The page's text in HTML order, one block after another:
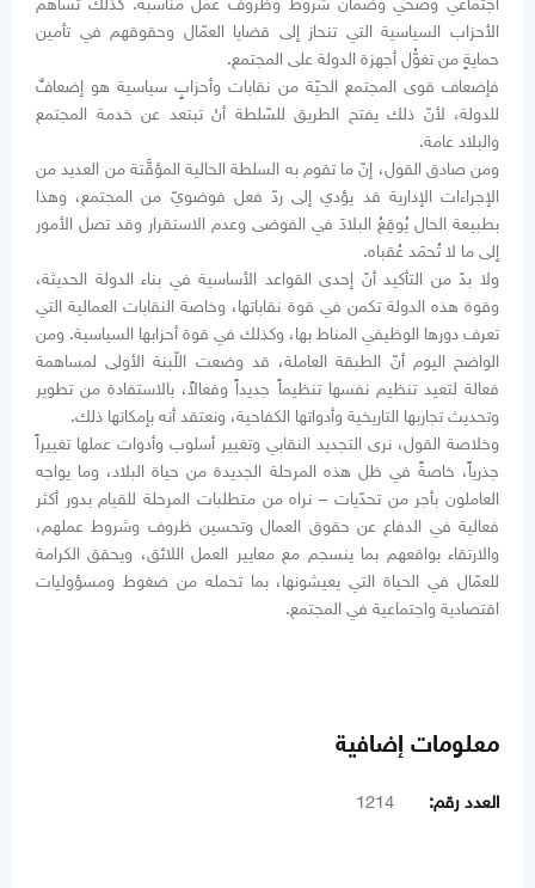
الأحزاب السياسية التي تنحاز إلى قضايا العمّال وحقوقهم في تأمين
حمايةٍ من تغوُّل أجهزة الدولة على المجتمع.
فإضعاف قوى المجتمع الحيّة من نقابات وأحزابٍ سياسية هو إضعافٌ
للدولة، لأنّ ذلك يفتح الطريق للسّلطة أنْ تبتعد عن خدمة المجتمع
والبلاد عامة.
ومن صادق القول، إنّ ما تقوم به السلطة الحالية المؤقَّتة من العديد من
الإجراءات الإدارية قد يؤدي إلى ردّ فعل فوضويّ من المجتمع، وهذا
بطبيعة الحال يُوقِعُ البلادَ في الفوضى وعدم الاستقرار وقد تصل الأمور
إلى ما لا تُحمَد عُقباه.
ولا بدّ من التأكيد أنّ إحدى القواعد الأساسية في بناء الدولة الحديثة،
وقوة هذه الدولة تكمن في قوة نقاباتها، وخاصة النقابات العمالية التي
تعرف دورها الوظيفي المناط بها، وكذلك في قوة أحزابها السياسية. ومن
الواضح اليوم أنّ الطبقة العاملة، قد وضعت اللّبنة الأولى لمساهمة
فعالة لتعيد تنظيم نفسها تنظيماً جديداً وفعالاً، بالاستفادة من تطوير
وتحديث تجاربها التاريخية وأدواتها الكفاحية، ونعتقد أنه بإمكانها ذلك.
وخلاصة القول، نرى التجديد النقابي وتغيير أسلوب وأدوات عملها تغييراً
جذرياً، خاصةً في ظل هذه المرحلة الجديدة من حياة البلاد، وما يواجه
العاملون بأجر من تحدّيات – نراه من متطلبات المرحلة للقيام بدور أكثر
فعالية في الدفاع عن حقوق العمال وتحسين ظروف وشروط عملهم،
والارتقاء بواقعهم بما ينسجم مع معايير العمل اللائق، ويحقق الكرامة
للعمّال في الحياة التي يعيشونها، بما تحمله من ضغوط ومسؤوليات
اقتصادية واجتماعية في المجتمع.
معلومات إضافية
العدد رقم: 1214